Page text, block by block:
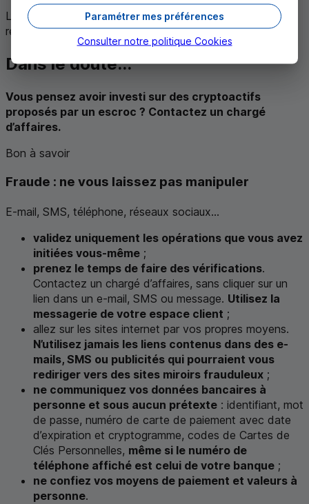
L’
AMF
(Autorité des Marchés Financiers) émet
régulièrement des alertes,suivez leurs consignes.
Dans le doute...
Vous pensez avoir investi sur des cryptoactifs
proposés par un escroc ? Contactez un chargé
d’affaires.
Bon à savoir
Fraude : ne vous laissez pas manipuler
E-mail, SMS, téléphone, réseaux sociaux...
validez uniquement les opérations que vous avez
initiées vous-même ;
prenez le temps de faire des vérifications.
Contactez un chargé d’affaires, sans cliquer sur un
lien dans un e-mail, SMS ou message. Utilisez la
messagerie de votre espace client ;
allez sur les sites internet par vos propres moyens.
N’utilisez jamais les liens contenus dans des e-
mails, SMS ou publicités qui pourraient vous
rediriger vers des sites miroirs frauduleux ;
ne communiquez vos données bancaires à
personne et sous aucun prétexte : identifiant, mot
de passe, numéro de carte de paiement avec date
d’expiration et cryptogramme, codes de Cartes de
Clés Personnelles, même si le numéro de
téléphone affiché est celui de votre banque ;
ne confiez vos moyens de paiement et valeurs à
personne.
Paramétrer mes préférences
Consulter notre politique Cookies